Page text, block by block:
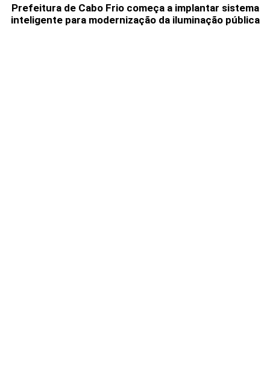
Prefeitura de Cabo Frio começa a implantar sistema
inteligente para modernização da iluminação pública